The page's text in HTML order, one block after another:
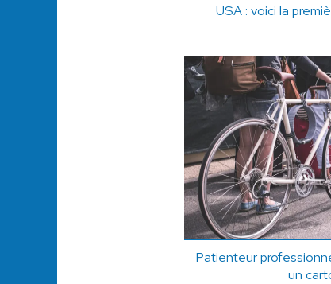
USA : voici la
Patienteur
un